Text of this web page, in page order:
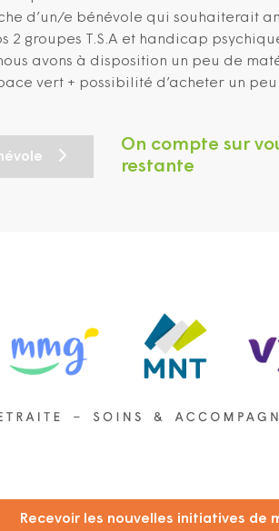
d’un/e bénévole qui souhaiterait
2 groupes T.S.A et handicap
avons à disposition un peu de
vert + possibilité d’acheter un
On compte sur
restante
Recevoir les nouvelles initiatives de